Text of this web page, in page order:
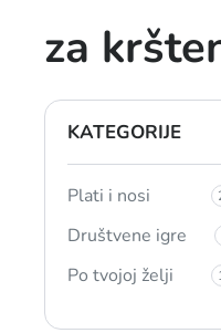
za
KATEGORIJE
Plati i nosi
Društvene igre
Po tvojoj želji